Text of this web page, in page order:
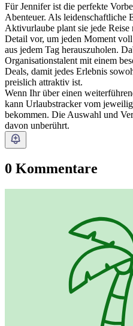
Für Jennifer ist die perfekte
Abenteuer. Als leidenschaftliche
Aktivurlaube plant sie jede
Detail vor, um jeden Moment
aus jedem Tag herauszuholen.
Organisationstalent mit einem
Deals, damit jedes Erlebnis
preislich attraktiv ist.
Wenn Ihr über einen
kann Urlaubstracker vom
bekommen. Die Auswahl und
davon unberührt.
0 Kommentare